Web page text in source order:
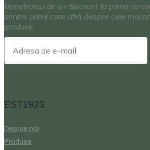
Beneficiezi de un discount la prima ta
printre primii care află despre cele mai
produse.
EST1923
Despre noi
Produse